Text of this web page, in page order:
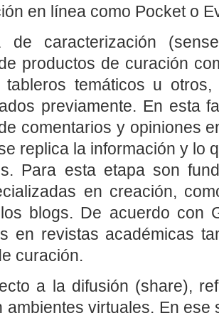
en línea como Pocket o
de caracterización (
productos de curación
tableros temáticos u
previamente. En esta
comentarios y opiniones
replica la información y lo
Para esta etapa son
en creación,
blogs. De acuerdo con
en revistas académicas
curación.
a la difusión (share),
ambientes virtuales. En